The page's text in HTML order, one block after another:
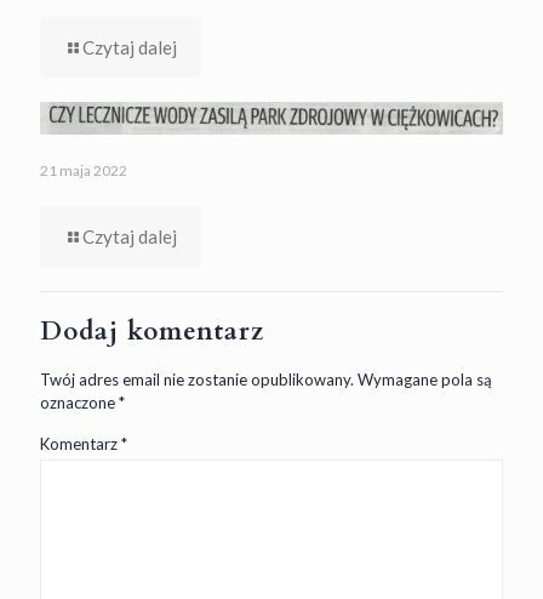
Czytaj dalej
21 maja 2022
Czytaj dalej
Dodaj komentarz
Twój adres email nie zostanie opublikowany. Wymagane pola są
oznaczone*
Komentarz*